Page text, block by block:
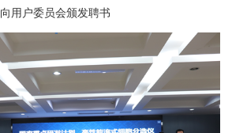
向用户委员会颁发聘书